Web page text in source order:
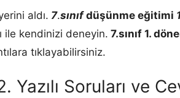
aldı. 7.sınıfdüşünme eğitimi
ile kendinizi deneyin. 7.sınıf 1.
tıklayabilirsiniz.
Yazılı Soruları ve